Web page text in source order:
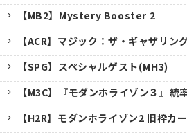
【MB2】Mystery Booster 2
【ACR】マジック：ザ・ギャザリ
【SPG】スペシャルゲスト(MH3)
【M3C】『モダンホライゾン３』統
【H2R】モダンホライゾン2 旧枠カ